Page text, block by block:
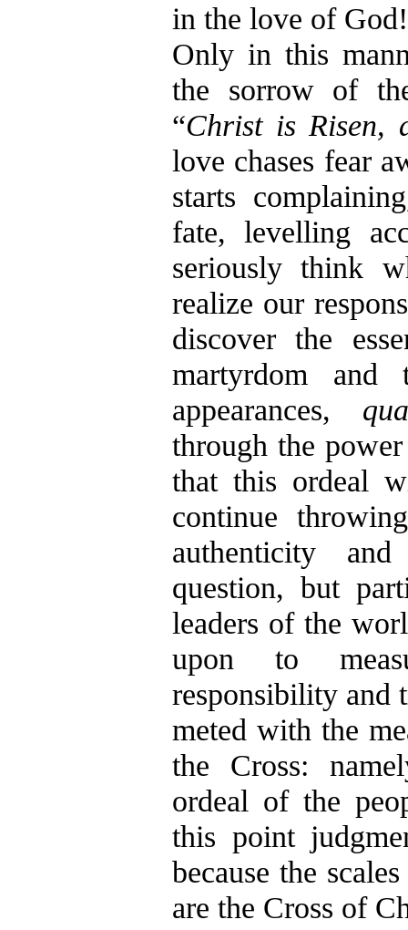
in the love of God!
Only in this
the sorrow of
“Christ is Risen,
love chases fear
starts
fate, levelling
seriously think
realize our
discover the
martyrdom and
appearances, qua
through the
that this ordeal
continue
authenticity and
question, but
leaders of the
upon to
responsibility and
meted with the
the Cross:
ordeal of the
this point
because the
are the Cross of